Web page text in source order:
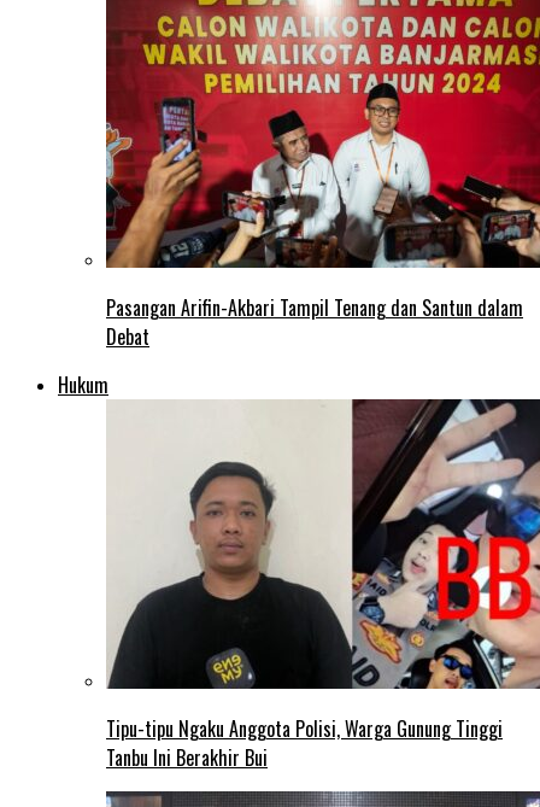
Pasangan Arifin-Akbari Tampil Tenang dan Santun dalam
Debat
Hukum
Tipu-tipu Ngaku Anggota Polisi, Warga Gunung Tinggi
Tanbu Ini Berakhir Bui